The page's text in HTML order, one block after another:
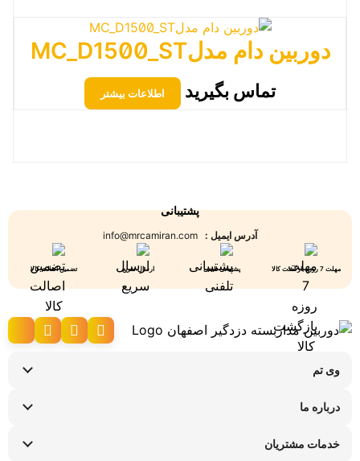
دوربین دام مدلMC_D1500_ST
تماس بگیرید اطلاعات بیشتر
پشتیبانی
آدرس ایمیل :
مهلت 7 روزه بازگشت کالا پشتیبانی تلفنی ارسال سریع تضمین اصالت کالا
وی تم
شرایط عودت کالا
پیگیری سفارش
درباره ما
تماس با ما
خدمات مشتریان